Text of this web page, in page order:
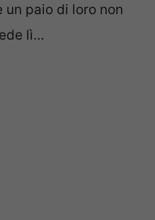
paio di loro non
lì…